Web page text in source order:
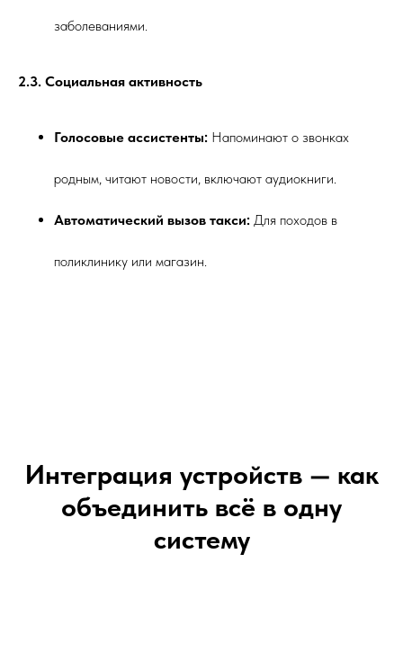
заболеваниями.
2.3. Социальная активность
Голосовые ассистенты: Напоминают о звонках
родным, читают новости, включают аудиокниги.
Автоматический вызов такси: Для походов в
поликлинику или магазин.
Интеграция устройств — как
объединить всё в одну
систему